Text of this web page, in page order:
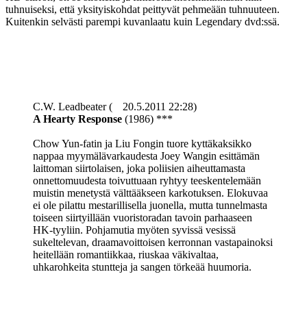
tuhnuiseksi, että yksityiskohdat peittyvät pehmeään tuhnuuteen.
Kuitenkin selvästi parempi kuvanlaatu kuin Legendary dvd:ssä.
C.W. Leadbeater (
20.5.2011 22:28)
A Hearty Response (1986) ***
Chow Yun-fatin ja Liu Fongin tuore kyttäkaksikko
nappaa myymälävarkaudesta Joey Wangin esittämän
laittoman siirtolaisen, joka poliisien aiheuttamasta
onnettomuudesta toivuttuaan ryhtyy teeskentelemään
muistin menetystä välttääkseen karkotuksen. Elokuvaa
ei ole pilattu mestarillisella juonella, mutta tunnelmasta
toiseen siirtyillään vuoristoradan tavoin parhaaseen
HK-tyyliin. Pohjamutia myöten syvissä vesissä
sukeltelevan, draamavoittoisen kerronnan vastapainoksi
heitellään romantiikkaa, riuskaa väkivaltaa,
uhkarohkeita stuntteja ja sangen törkeää huumoria.